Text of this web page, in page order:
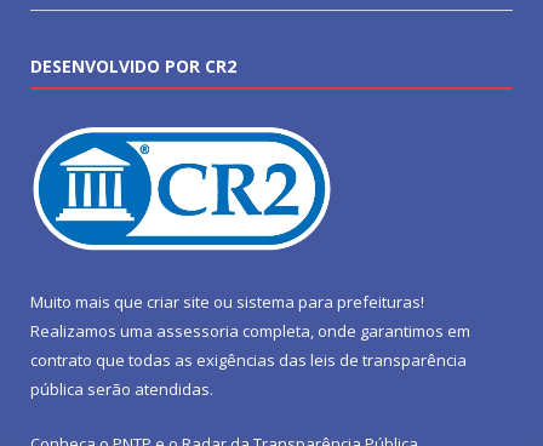
DESENVOLVIDO POR CR2
Muito mais que criar site ou sistema para prefeituras!
Realizamos uma assessoria completa, onde garantimos em
contrato que todas as exigências das leis de transparência
pública serão atendidas.